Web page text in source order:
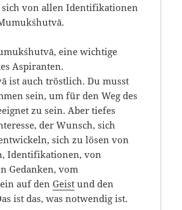
sich von allen Identifikationen
eine wichtige
Aspiranten.
ist auch tröstlich. Du musst
sein, um für den Weg des
zu sein. Aber tiefes
der Wunsch, sich
sich zu lösen von
Identifikationen, von
Gedanken, vom
auf denGeist und den
ist das, was notwendig ist.